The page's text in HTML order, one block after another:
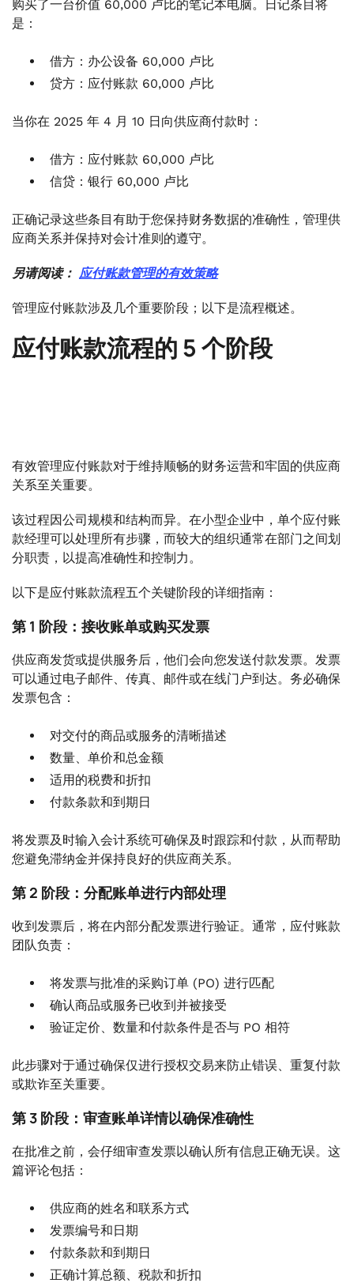
购买了一台价值 60,000 卢比的笔记本电脑。日记条目将
是：
借方：办公设备 60,000 卢比
贷方：应付账款 60,000 卢比
当你在 2025 年 4 月 10 日向供应商付款时：
借方：应付账款 60,000 卢比
信贷：银行 60,000 卢比
正确记录这些条目有助于您保持财务数据的准确性，管理供
应商关系并保持对会计准则的遵守。
另请阅读： 应付账款管理的有效策略
管理应付账款涉及几个重要阶段；以下是流程概述。
应付账款流程的 5 个阶段
有效管理应付账款对于维持顺畅的财务运营和牢固的供应商
关系至关重要。
该过程因公司规模和结构而异。在小型企业中，单个应付账
款经理可以处理所有步骤，而较大的组织通常在部门之间划
分职责，以提高准确性和控制力。
以下是应付账款流程五个关键阶段的详细指南：
第 1 阶段：接收账单或购买发票
供应商发货或提供服务后，他们会向您发送付款发票。发票
可以通过电子邮件、传真、邮件或在线门户到达。务必确保
发票包含：
对交付的商品或服务的清晰描述
数量、单价和总金额
适用的税费和折扣
付款条款和到期日
将发票及时输入会计系统可确保及时跟踪和付款，从而帮助
您避免滞纳金并保持良好的供应商关系。
第 2 阶段：分配账单进行内部处理
收到发票后，将在内部分配发票进行验证。通常，应付账款
团队负责：
将发票与批准的采购订单 (PO) 进行匹配
确认商品或服务已收到并被接受
验证定价、数量和付款条件是否与 PO 相符
此步骤对于通过确保仅进行授权交易来防止错误、重复付款
或欺诈至关重要。
第 3 阶段：审查账单详情以确保准确性
在批准之前，会仔细审查发票以确认所有信息正确无误。这
篇评论包括：
供应商的姓名和联系方式
发票编号和日期
付款条款和到期日
正确计算总额、税款和折扣